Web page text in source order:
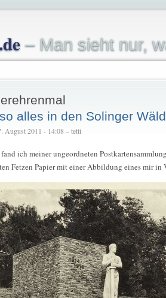
– Man sieht nur,
alles in den Solinger
August 2011 - 14:08 – tetti
ich meiner ungeordneten
Fetzen Papier mit einer Abbildung eines mir in